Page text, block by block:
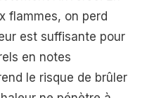
flammes, on perd
est suffisante pour
en notes
le risque de brûler